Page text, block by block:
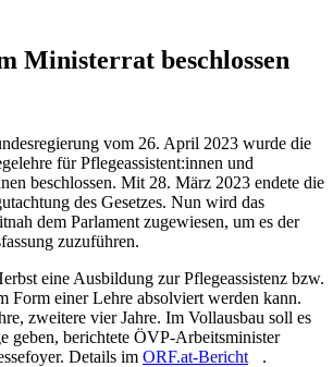
Ministerrat beschlossen
vom 26. April 2023 wurde die
für Pflegeassistent:innen und
beschlossen. Mit 28. März 2023 endete die
des Gesetzes. Nun wird das
dem Parlament zugewiesen, um es der
zuzuführen.
eine Ausbildung zur Pflegeassistenz bzw.
Form einer Lehre absolviert werden kann.
zweitere vier Jahre. Im Vollausbau soll es
geben, berichtete ÖVP-Arbeitsminister
Details im ORF.at-Bericht
.